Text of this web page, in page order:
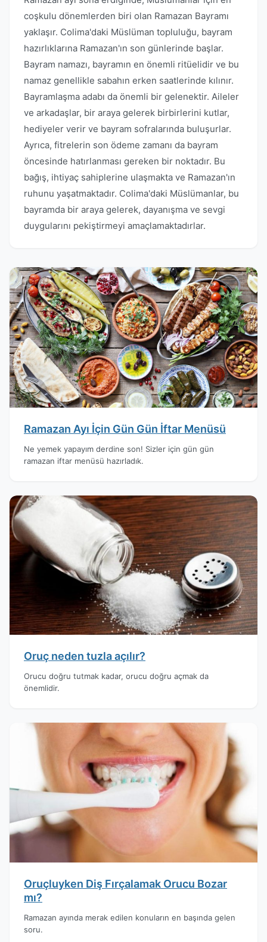
coşkulu dönemlerden biri olan Ramazan Bayramı
yaklaşır. Colima'daki Müslüman topluluğu, bayram
hazırlıklarına Ramazan'ın son günlerinde başlar.
Bayram namazı, bayramın en önemli ritüelidir ve bu
namaz genellikle sabahın erken saatlerinde kılınır.
Bayramlaşma adabı da önemli bir gelenektir. Aileler
ve arkadaşlar, bir araya gelerek birbirlerini kutlar,
hediyeler verir ve bayram sofralarında buluşurlar.
Ayrıca, fitrelerin son ödeme zamanı da bayram
öncesinde hatırlanması gereken bir noktadır. Bu
bağış, ihtiyaç sahiplerine ulaşmakta ve Ramazan'ın
ruhunu yaşatmaktadır. Colima'daki Müslümanlar, bu
bayramda bir araya gelerek, dayanışma ve sevgi
duygularını pekiştirmeyi amaçlamaktadırlar.
Ramazan Ayı İçin Gün Gün İftar Menüsü
Ne yemek yapayım derdine son! Sizler için gün gün
ramazan iftar menüsü hazırladık.
Oruç neden tuzla açılır?
Orucu doğru tutmak kadar, orucu doğru açmak da
önemlidir.
Oruçluyken Diş Fırçalamak Orucu Bozar
mı?
Ramazan ayında merak edilen konuların en başında gelen
soru.